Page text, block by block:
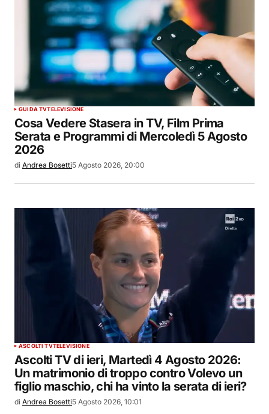
GUIDA TVTELEVISIONE
Cosa Vedere Stasera in TV, Film Prima
Serata e Programmi di Mercoledì 5 Agosto
2026
di Andrea Bosetti5 Agosto 2026, 20:00
ASCOLTI TVTELEVISIONE
Ascolti TV di ieri, Martedì 4 Agosto 2026:
Un matrimonio di troppo contro Volevo un
figlio maschio, chi ha vinto la serata di ieri?
di Andrea Bosetti5 Agosto 2026, 10:01